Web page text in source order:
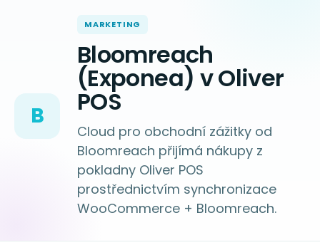
B
MARKETING
Bloomreach
(Exponea) v Oliver
POS
Cloud pro obchodní zážitky od
Bloomreach přijímá nákupy z
pokladny Oliver POS
prostřednictvím synchronizace
WooCommerce + Bloomreach.